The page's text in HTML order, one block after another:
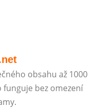
obsahu až 1000
funguje bez omezení